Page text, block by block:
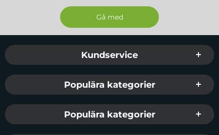
Sidfot Blandad info och länkar
Kundservice
Populära kategorier
Populära kategorier